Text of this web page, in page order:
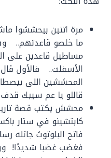
مرة اتنين بيحششوا
ما خلصو قاعدتهم..
مساطيل قاعدين على
الأسفلت.. فالأول
المحششين اللى
قاللو يا عم سيبك
محشش يكتب قصة
كابتشينو في ستار
فاتح البلوتوث جاتله
فغضب غضبا شديدًا!